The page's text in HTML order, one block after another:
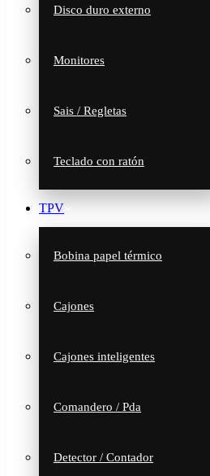
Disco duro externo
Monitores
Sais / Regletas
Teclado con ratón
TPV
Bobina papel térmico
Cajones
Cajones inteligentes
Comandero / Pda
Detector / Contador